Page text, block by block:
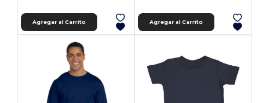
Agregar al Carrito Agregar al Carrito